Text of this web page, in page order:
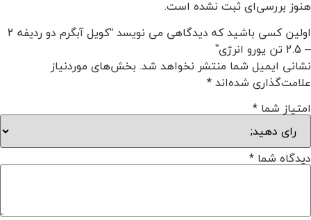
هنوز بررسی‌ای ثبت نشده است.
اولین کسی باشید که دیدگاهی می نویسد “کویل آبگرم دو ردیفه 2
– 2.5 تن یورو انرژی”
نشانی ایمیل شما منتشر نخواهد شد. بخش‌های موردنیاز
علامت‌گذاری شده‌اند*
امتیاز شما *
دیدگاه شما *